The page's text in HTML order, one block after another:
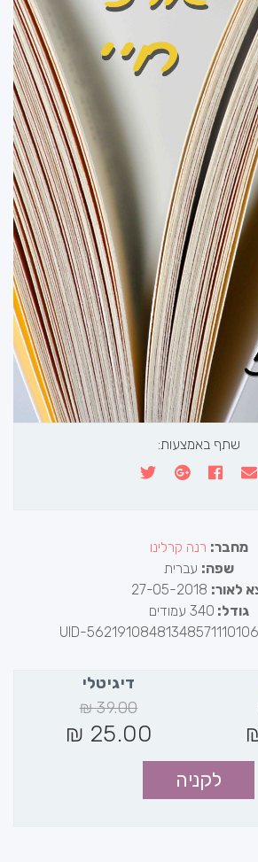
שתף באמצעות:
מחבר: רנה קרלינו
שפה: עברית
לאור:
גודל: 340 עמודים
דיגיטלי
39.00
₪
25.00
₪
לקניה